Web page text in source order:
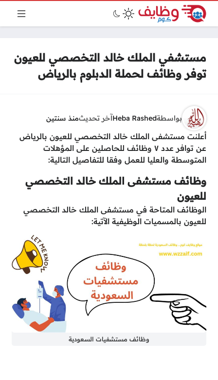
مستشفي الملك خالد التخصصي للعيون
توفر وظائف لحملة الدبلوم بالرياض
بواسطةHeba Rashedآخر تحديثمنذ سنتين
أعلنت مستشفى الملك خالد التخصصي للعيون بالرياض
عن توافر عدد ٧ وظائف للحاصلين على المؤهلات
المتوسطة والعليا للعمل وفقا للتفاصيل التالية:
وظائف مستشفى الملك خالد التخصصي
للعيون
الوظائف المتاحة في مستشفى الملك خالد التخصصي
للعيون بالمسميات الوظيفية الآتية:
وظائف مستشفيات السعودية